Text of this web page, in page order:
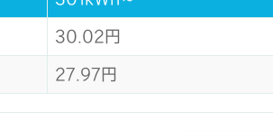
30.02円
27.97円